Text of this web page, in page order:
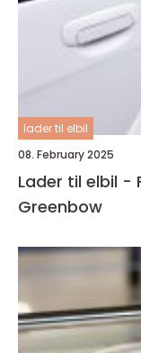
lader til elbil
08. February 2025
Lader til elbil -
Greenbow